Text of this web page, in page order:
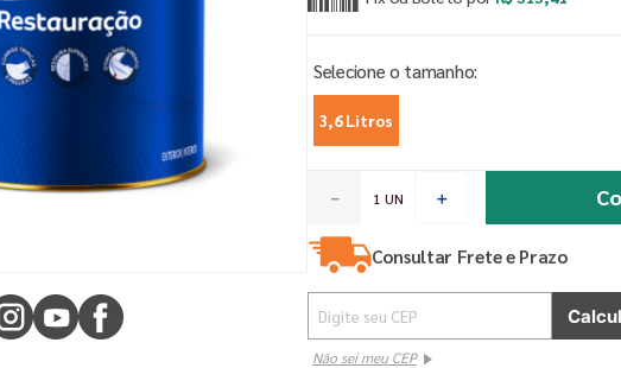
3,6 Litros
＋
－
Consultar Frete e Prazo
Não sei meu CEP